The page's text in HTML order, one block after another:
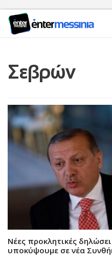
Σεβρών
Νέες προκλητικές
υποκύψουμε σε νέα